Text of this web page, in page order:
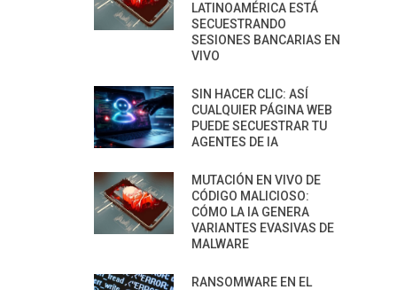
LATINOAMÉRICA ESTÁ
SECUESTRANDO
SESIONES BANCARIAS EN
VIVO
SIN HACER CLIC: ASÍ
CUALQUIER PÁGINA WEB
PUEDE SECUESTRAR TU
AGENTES DE IA
MUTACIÓN EN VIVO DE
CÓDIGO MALICIOSO:
CÓMO LA IA GENERA
VARIANTES EVASIVAS DE
MALWARE
RANSOMWARE EN EL